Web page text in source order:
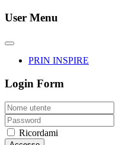
User Menu
PRIN INSPIRE
Login Form
Ricordami